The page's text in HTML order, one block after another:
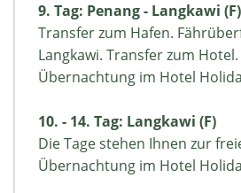
9. Tag: Penang - Langkawi (F)
Transfer zum Hafen.
Langkawi. Transfer zum Hotel.
Übernachtung im Hotel
10. - 14. Tag: Langkawi (F)
Die Tage stehen Ihnen zur
Übernachtung im Hotel